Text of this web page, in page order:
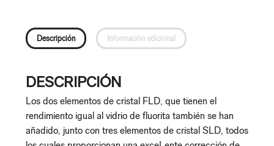
Descripción Información adicional
DESCRIPCIÓN
Los dos elementos de cristal FLD, que tienen el
rendimiento igual al vidrio de fluorita también se han
añadido, junto con tres elementos de cristal SLD, todos